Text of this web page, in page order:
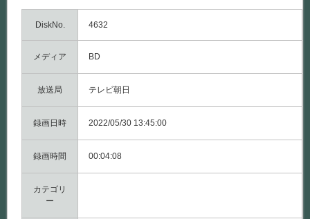
DiskNo. 4632
メディア BD
放送局 テレビ朝日
録画日時 2022/05/30 13:45:00
録画時間 00:04:08
カテゴリ
ー